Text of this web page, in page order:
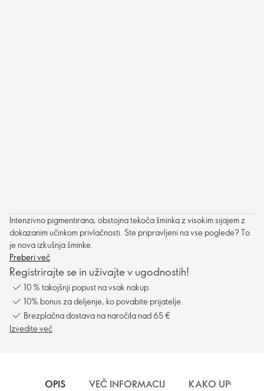
Intenzivno pigmentirana, obstojna tekoča šminka z visokim sijajem z
dokazanim učinkom privlačnosti. Ste pripravljeni na vse poglede? To
je nova izkušnja šminke.
Preberi več
Registrirajte se in uživajte v ugodnostih!
10 % takojšnji popust na vsak nakup.
10% bonus za deljenje, ko povabite prijatelje.
Brezplačna dostava na naročila nad 65 €
Izvedite več
OPIS VEČ INFORMACIJ KAKO